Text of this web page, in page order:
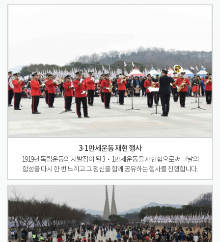
3·1만세운동 재현 행사
1919년 독립운동의 시발점이 된 3・1만세운동을 재현함으로써 그날의
함성을 다시 한 번 느끼고 그 정신을 함께 공유하는 행사를 진행합니다.